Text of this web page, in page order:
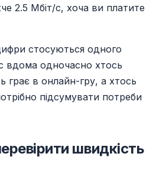
2.5 Мбіт/с, хоча ви платите
стосуються одного
вдома одночасно хтось
грає в онлайн-гру, а хтось
підсумувати потреби
швидкість